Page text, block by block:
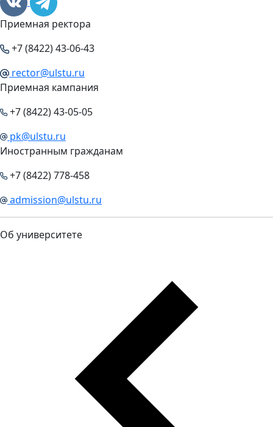
Приемная ректора
+7 (8422) 43-06-43
rector@ulstu.ru
Приемная кампания
+7 (8422) 43-05-05
pk@ulstu.ru
Иностранным гражданам
+7 (8422) 778-458
admission@ulstu.ru
Об университете